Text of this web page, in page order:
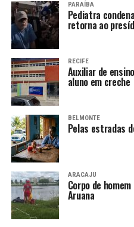
PARAÍBA
Pediatra
retorna ao
RECIFE
Auxiliar de
aluno em creche
BELMONTE
Pelas estradas
ARACAJU
Corpo de
Aruana